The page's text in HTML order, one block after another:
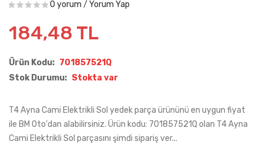
0 yorum / Yorum Yap
184,48 TL
Ürün Kodu: 701857521Q
Stok Durumu: Stokta var
T4 Ayna Cami Elektrikli Sol yedek parça ürününü en uygun fiyat
ile BM Oto'dan alabilirsiniz. Ürün kodu: 701857521Q olan T4 Ayna
Cami Elektrikli Sol parçasını şimdi sipariş ver...